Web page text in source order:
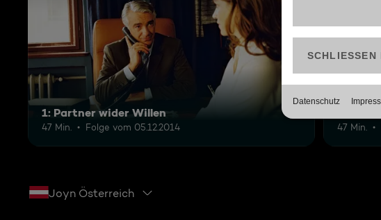
1: Partner wider Willen
47 Min. Folge vom 05.12.2014 47 Min.
Joyn Österreich